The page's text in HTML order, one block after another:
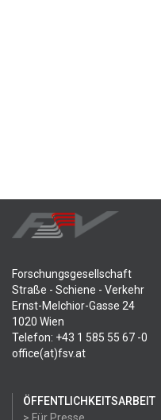
Forschungsgesellschaft
Straße - Schiene - Verkehr
Ernst-Melchior-Gasse 24
1020 Wien
Telefon: +43 1 585 55 67 -0
office(at)fsv.at
ÖFFENTLICHKEITSARBEIT